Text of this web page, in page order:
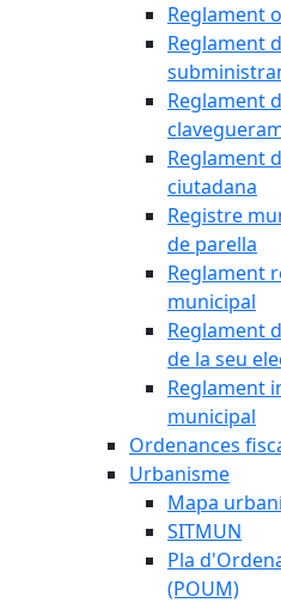
Reglament
Reglament
Reglament
Reglament
ciutadana
Registre
de parella
Reglament
municipal
Reglament
de la seu
Reglament
municipal
Ordenances
Urbanisme
Mapa
SITMUN
Pla
(POUM)